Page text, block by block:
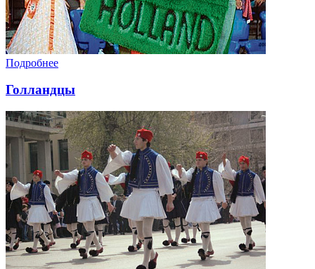
Подробнее
Голландцы